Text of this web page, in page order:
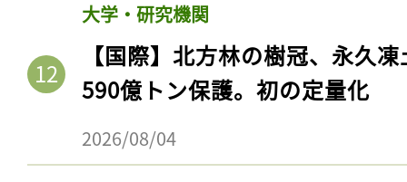
大学・研究機関
【国際】北方林の樹冠、永久
590億トン保護。初の定量化
2026/08/04